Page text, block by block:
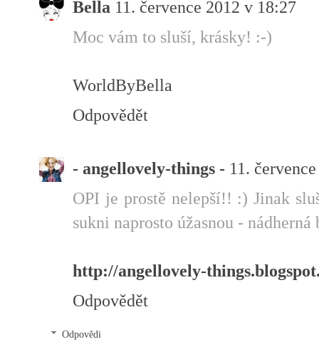
Bella 11. července 2012 v 18:27
Moc vám to sluší, krásky! :-)
WorldByBella
Odpovědět
- angellovely-things - 11.
OPI je prostě nelepší!! :) Jinak
sukni naprosto úžasnou -
http://angellovely-
Odpovědět
Odpovědi